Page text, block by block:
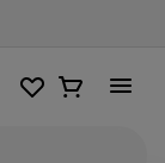
Lemmikud
Ostukorv